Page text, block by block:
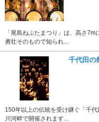
「尾島ねぷたまつり」は、高さ
勇壮そのもので知られ...
千代田
150年以上の伝統を受け継ぐ「千
川河畔で開催されます...